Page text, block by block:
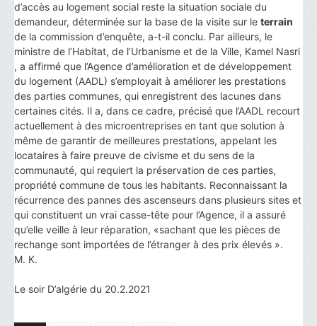
d’accès au logement social reste la situation sociale du
demandeur, déterminée sur la base de la visite sur le terrain
de la commission d’enquête, a-t-il conclu. Par ailleurs, le
ministre de l’Habitat, de l’Urbanisme et de la Ville, Kamel Nasri
, a affirmé que l’Agence d’amélioration et de développement
du logement (AADL) s’employait à améliorer les prestations
des parties communes, qui enregistrent des lacunes dans
certaines cités. Il a, dans ce cadre, précisé que l’AADL recourt
actuellement à des microentreprises en tant que solution à
même de garantir de meilleures prestations, appelant les
locataires à faire preuve de civisme et du sens de la
communauté, qui requiert la préservation de ces parties,
propriété commune de tous les habitants. Reconnaissant la
récurrence des pannes des ascenseurs dans plusieurs sites et
qui constituent un vrai casse-tête pour l’Agence, il a assuré
qu’elle veille à leur réparation, «sachant que les pièces de
rechange sont importées de l’étranger à des prix élevés ».
M. K.
Le soir D’algérie du 20.2.2021